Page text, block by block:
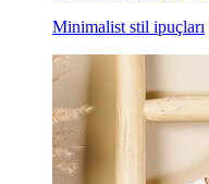
Minimalist stil ipuçları